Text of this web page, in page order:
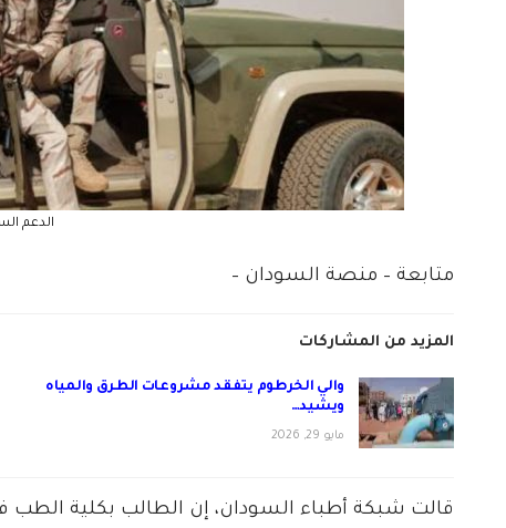
الدعم
متابعة – منصة السودان –
المزيد من المشاركات
والي الخرطوم يتفقد مشروعات الطرق والمياه
ويشيد…
مايو 29, 2026
قالت شبكة أطباء السودان، إن الطالب بكلية الطب